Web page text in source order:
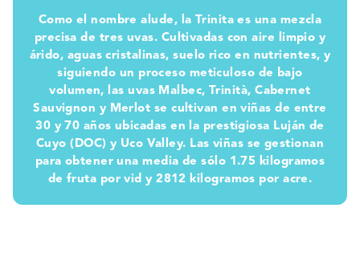
Como el nombre alude, la Trinita es una mezcla
precisa de tres uvas. Cultivadas con aire limpio y
árido, aguas cristalinas, suelo rico en nutrientes, y
siguiendo un proceso meticuloso de bajo
volumen, las uvas Malbec, Trinità, Cabernet
Sauvignon y Merlot se cultivan en viñas de entre
30 y 70 años ubicadas en la prestigiosa Luján de
Cuyo (DOC) y Uco Valley. Las viñas se gestionan
para obtener una media de sólo 1.75 kilogramos
de fruta por vid y 2812 kilogramos por acre.